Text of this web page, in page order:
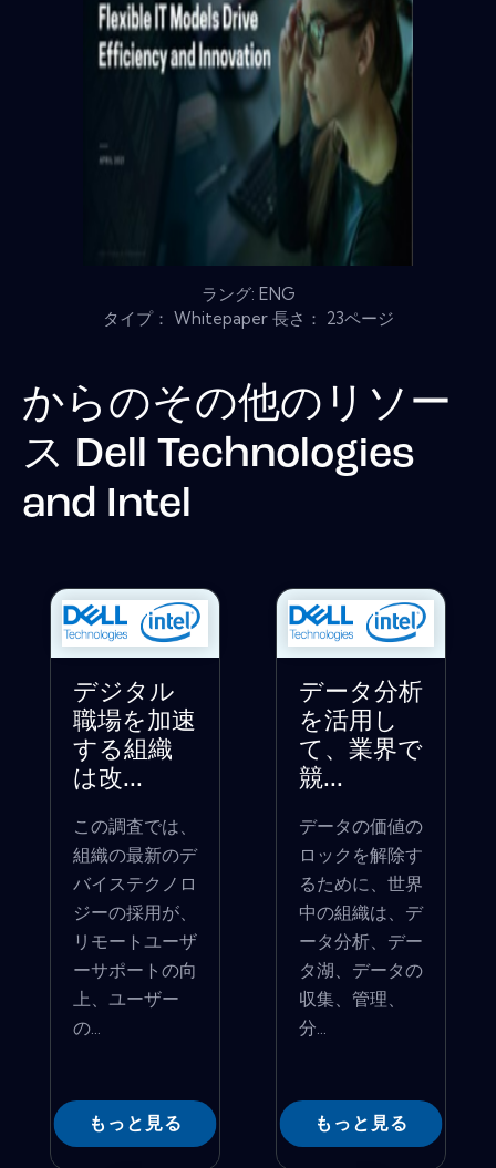
ラング: ENG
タイプ： Whitepaper 長さ： 23ページ
からのその他のリソー
ス Dell Technologies
and Intel
デジタル
職場を加速
する組織
は改...
この調査では、
組織の最新のデ
バイステクノロ
ジーの採用が、
リモートユーザ
ーサポートの向
上、ユーザー
の...
もっと見る
データ分析
を活用し
て、業界で
競...
データの価値の
ロックを解除す
るために、世界
中の組織は、デ
ータ分析、デー
タ湖、データの
収集、管理、
分...
もっと見る